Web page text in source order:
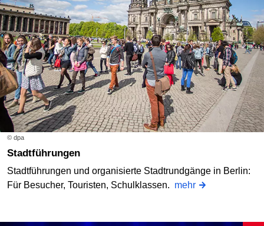
© dpa
Stadtführungen
Stadtführungen und organisierte Stadtrundgänge in Berlin:
Für Besucher, Touristen, Schulklassen. mehr